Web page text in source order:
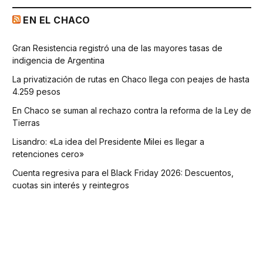
EN EL CHACO
Gran Resistencia registró una de las mayores tasas de
indigencia de Argentina
La privatización de rutas en Chaco llega con peajes de hasta
4.259 pesos
En Chaco se suman al rechazo contra la reforma de la Ley de
Tierras
Lisandro: «La idea del Presidente Milei es llegar a
retenciones cero»
Cuenta regresiva para el Black Friday 2026: Descuentos,
cuotas sin interés y reintegros